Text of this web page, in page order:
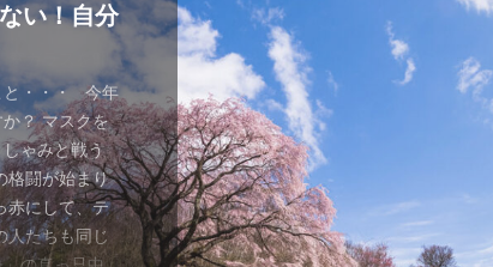
かな癒し
ガラスを叩
音、 そして
奏でるハーモ
作り出してく
潤す 今日は何
した。 最初は
し残念に思い
れ、 窓辺に座
い！自分
と・・・ 今年
？ マスクを
ゃみと戦う
格闘が始まり
赤にして、テ
人たちも同じ
ているあ
感想と注
波動調整器が
デバイスを2年
の使用経験を
と思います。
な電流と周波
ハマり
を見ていたの
題のニュース
の発言やDSの
ど・・・・。
ではないの
。 なんだか、
とは何か？
姿を考える
位も名誉もな
でもねぇ、 た
んです。 そ
に生きている
れは、どうい
に集中して、
います。 今
いえ、近年お
つの間にか年
いく。 なんて
あ、それだけ
年末は結構忙
暇。 暇になる
今ここを生き
量子波動
つかってない
ます。 Healy
製造された最
ートする製品
をよりバラン
のアイデアに
安くなって
代（無印）購
使っていた
特に困ってい
使っていなか
すが、 気分で
気分が乗った
てUSBーC端
ー）量子
動調整器につ
は結構高いデ
た。 でもねぇ
て豊かな人生
、多少の投資
ないと購入し
の解雇に
、かなり有名
ようです。
かは別として
もつらい。 自
好きというな
れがあるわけ